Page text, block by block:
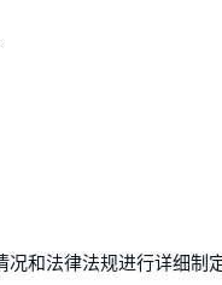
和法律法规进行详细制